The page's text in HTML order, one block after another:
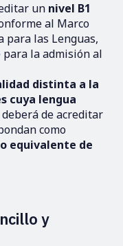
un nivel B1
al Marco
para las Lenguas,
la admisión al
distinta a la
cuya lengua
deberá de acreditar
como
o equivalente de
y